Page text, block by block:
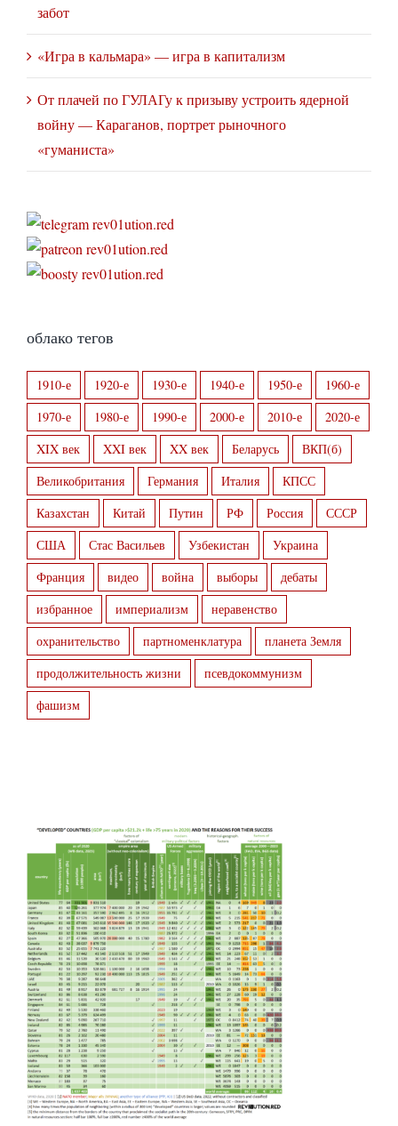
забот
«Игра в кальмара» — игра в капитализм
От плачей по ГУЛАГу к призыву устроить ядерной
войну — Караганов, портрет рыночного
«гуманиста»
облако тегов
1910-е 1920-е 1930-е 1940-е 1950-е
1960-е
1970-е
1980-е 1990-е 2000-е 2010-е
2020-е
XIX век
XXI век XX век Беларусь
ВКП(б)
Великобритания
Германия Италия
КПСС
Казахстан
Китай Путин РФ Россия
СССР
США
Стас Васильев Узбекистан
Украина
Франция
видео война выборы
дебаты
избранное
империализм
неравенство
охранительство
партноменклатура
планета Земля
продолжительность жизни
псевдокоммунизм
фашизм